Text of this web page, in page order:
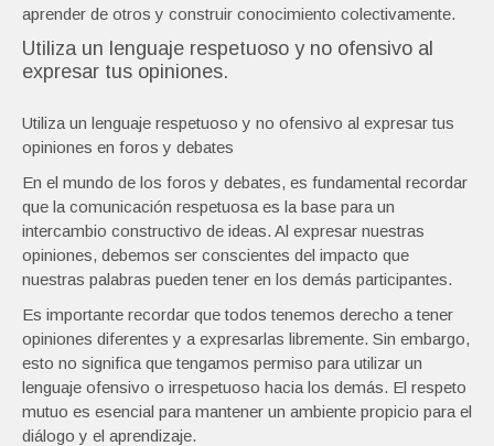
aprender de otros y construir conocimiento colectivamente.
Utiliza un lenguaje respetuoso y no ofensivo al
expresar tus opiniones.
Utiliza un lenguaje respetuoso y no ofensivo al expresar tus
opiniones en foros y debates
En el mundo de los foros y debates, es fundamental recordar
que la comunicación respetuosa es la base para un
intercambio constructivo de ideas. Al expresar nuestras
opiniones, debemos ser conscientes del impacto que
nuestras palabras pueden tener en los demás participantes.
Es importante recordar que todos tenemos derecho a tener
opiniones diferentes y a expresarlas libremente. Sin embargo,
esto no significa que tengamos permiso para utilizar un
lenguaje ofensivo o irrespetuoso hacia los demás. El respeto
mutuo es esencial para mantener un ambiente propicio para el
diálogo y el aprendizaje.